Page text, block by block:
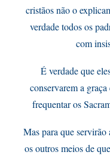
cristãos não o
verdade todos os
com
É verdade que
conservarem a
frequentar os
Mas para que servirão
os outros meios de